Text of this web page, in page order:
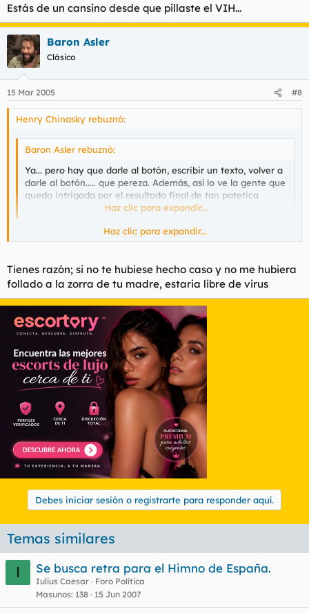
Estás de un cansino desde que pillaste el VIH...
Baron Asler
Clásico
15 Mar 2005 #8
Henry Chinasky rebuznó:
Baron Asler rebuznó:
Ya... pero hay que darle al botón, escribir un texto, volver a
darle al botón..... que pereza. Además, así lo ve la gente que
quedo intrigada por el resultado final de tan patetica
Haz clic para expandir...
Estás de un cansino desde que pillaste el VIH...
Haz clic para expandir...
Tienes razón; si no te hubiese hecho caso y no me hubiera
follado a la zorra de tu madre, estaria libre de virus
Debes iniciar sesión o registrarte para responder aquí.
Temas similares
I
Se busca retra para el Himno de España.
Iulius Caesar
Foro Política
Masunos 138 15 Jun 2007